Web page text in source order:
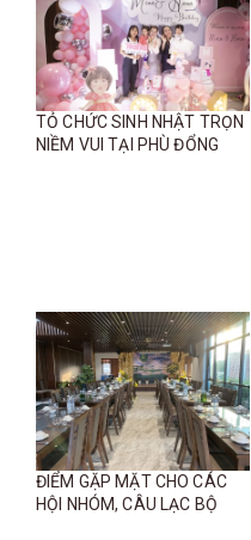
TỎ CHỨC SINH NHẬT TRỌN
NIỀM VUI TẠI PHÙ ĐỔNG
ĐIỂM GẶP MẶT CHO CÁC
HỘI NHÓM, CÂU LẠC BỘ